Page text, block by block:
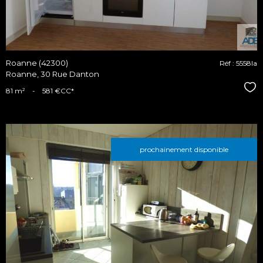
Roanne (42300)
Roanne, 30 Rue Danton
Réf : 5558la
81 m² - 581 €CC*
prochainement disponible
voir le
bien